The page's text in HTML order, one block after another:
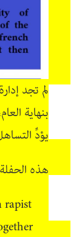
لم تجد
بنهاية
يؤدِّ
هذه
rapist